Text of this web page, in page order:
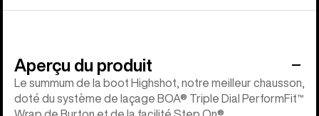
Aperçu du produit
Le summum de la boot Highshot, notre meilleur chausson,
doté du système de laçage BOA® Triple Dial PerformFit™
Wrap de Burton et de la facilité Step On®.